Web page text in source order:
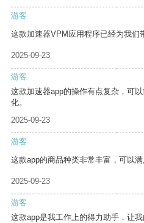
游客
这款加速器VPM应用程序已经为我们
2025-09-23
游客
这款加速器app的操作有点复杂，可
化。
2025-09-23
游客
这款app的商品种类非常丰富，可以满
2025-09-23
游客
这款app是我工作上的得力助手，让